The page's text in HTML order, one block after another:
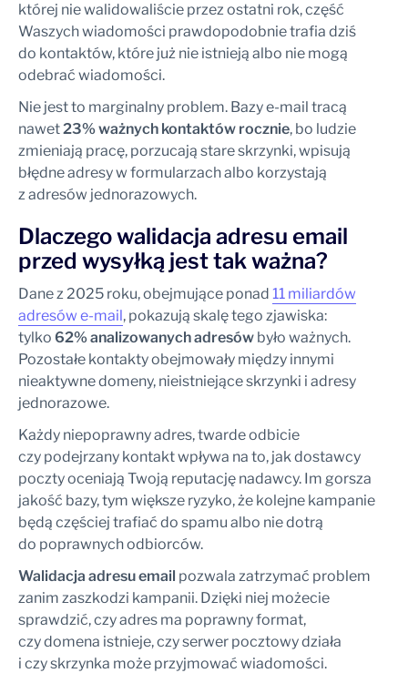
której nie walidowaliście przez ostatni rok, część
Waszych wiadomości prawdopodobnie trafia dziś
do kontaktów, które już nie istnieją albo nie mogą
odebrać wiadomości.
Nie jest to marginalny problem. Bazy e-mail tracą
nawet23% ważnych kontaktów rocznie, bo ludzie
zmieniają pracę, porzucają stare skrzynki, wpisują
błędne adresy w formularzach albo korzystają
z adresów jednorazowych.
Dlaczego walidacja adresu email
przed wysyłką jest tak ważna?
Dane z 2025 roku, obejmujące ponad 11 miliardów
adresów e-mail, pokazują skalę tego zjawiska:
tylko 62% analizowanych adresów było ważnych.
Pozostałe kontakty obejmowały między innymi
nieaktywne domeny, nieistniejące skrzynki i adresy
jednorazowe.
Każdy niepoprawny adres, twarde odbicie
czy podejrzany kontakt wpływa na to, jak dostawcy
poczty oceniają Twoją reputację nadawcy. Im gorsza
jakość bazy, tym większe ryzyko, że kolejne kampanie
będą częściej trafiać do spamu albo nie dotrą
do poprawnych odbiorców.
Walidacja adresu email pozwala zatrzymać problem
zanim zaszkodzi kampanii. Dzięki niej możecie
sprawdzić, czy adres ma poprawny format,
czy domena istnieje, czy serwer pocztowy działa
i czy skrzynka może przyjmować wiadomości.